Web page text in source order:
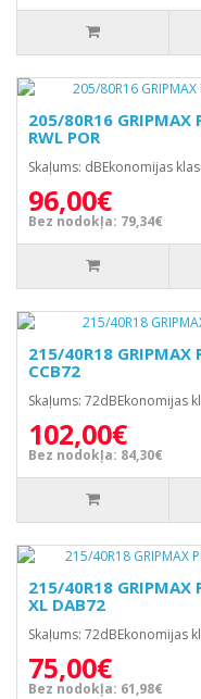
205/80R16 GRIPMAX
RWL POR
Skaļums: dBEkonomijas
96,00€
Bez nodokļa: 79,34€
215/40R18 GRIPMAX
CCB72
Skaļums: 72dBEkonomijas
102,00€
Bez nodokļa: 84,30€
215/40R18 GRIPMAX
XL DAB72
Skaļums: 72dBEkonomijas
75,00€
Bez nodokļa: 61,98€